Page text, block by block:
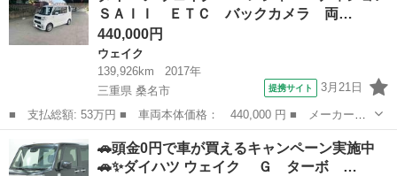
中❗ 当社の...
ＳＡＩＩ ＥＴＣ バックカメラ 両…
440,000円
ウェイク
139,926km
2017年
三重県 桑名市
提携サイト 3月21日
■ 支払総額: 53万円 ■ 車両本体価格： 440,000 円 ■ メーカー
名： ダイハツ ■ 車種名： ウェイク ■ グレード名： Ｌ レジ
ャーエディションＳＡＩＩ ＥＴＣ バックカメラ 両側電動スライ
ドドア ナビ Ｔ...
ウェイク
🚗頭金0円で車が買えるキャンペーン実施中
🚗✨ダイハツ ウェイク Ｇ ターボ …